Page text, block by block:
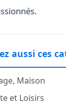
aussi ces
Maison
et Loisirs